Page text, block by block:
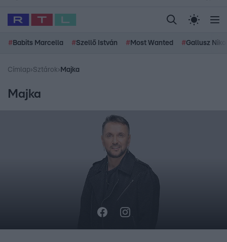
# Babits Marcella #Szellő István # Most Wanted #Gallusz
Címlap›Sztárok› Majka
Majka